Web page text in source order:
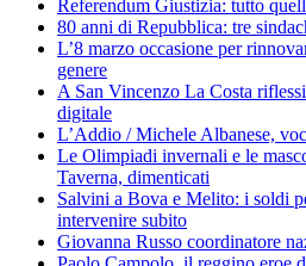
Referendum Giustizia: tutto
80 anni di Repubblica: tre
L’8 marzo occasione per
genere
A San Vincenzo La Costa
digitale
L’Addio / Michele Albanese,
Le Olimpiadi invernali e le
Taverna, dimenticati
Salvini a Bova e Melito: i soldi
intervenire subito
Giovanna Russo coordinatore